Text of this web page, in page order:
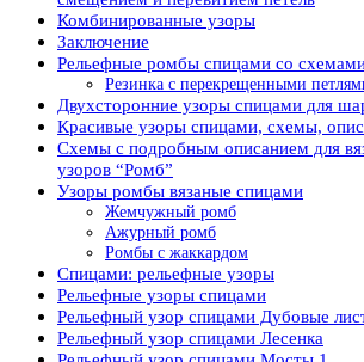
Комбинированные узоры
Заключение
Рельефные ромбы спицами со
Резинка с перекрещенными
Двухсторонние узоры спицами для
Красивые узоры спицами, схемы,
Схемы с подробным описанием для
узоров “Ромб”
Узоры ромбы вязаные спицами
Жемчужный ромб
Ажурный ромб
Ромбы с жаккардом
Спицами: рельефные узоры
Рельефные узоры спицами
Рельефный узор спицами Дубовые
Рельефный узор спицами Лесенка